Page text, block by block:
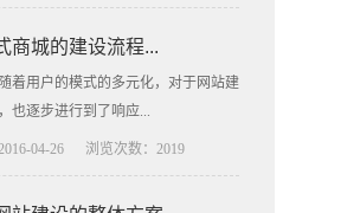
商城的建设流程...
着用户的模式的多元化，对于网站建
也逐步进行到了响应...
04-26 浏览次数：2019